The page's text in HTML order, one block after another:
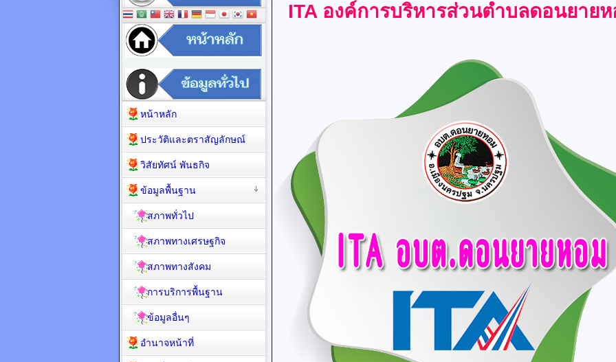
ITA องค์การบริหารส่วนตำบลดอนยาย
หน้าหลัก
ประวัติและตราสัญลักษณ์
วิสัยทัศน์ พันธกิจ
ข้อมูลพื้นฐาน
สภาพทั่วไป
สภาพทางเศรษฐกิจ
สภาพทางสังคม
การบริการพื้นฐาน
ข้อมูลอื่นๆ
อำนาจหน้าที่